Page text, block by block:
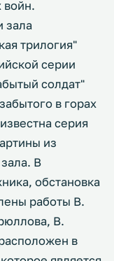
войн.
зала
трилогия"
серии
солдат"
в горах
серия
из
В
обстановка
работы В.
В.
в